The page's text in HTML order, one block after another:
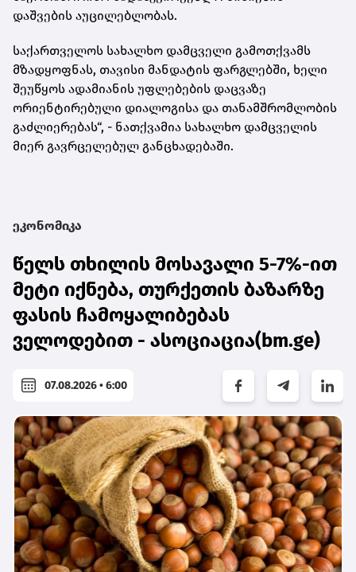
დაშვების აუცილებლობას.
საქართველოს სახალხო დამცველი გამოთქვამს
მზადყოფნას, თავისი მანდატის ფარგლებში, ხელი
შეუწყოს ადამიანის უფლებების დაცვაზე
ორიენტირებული დიალოგისა და თანამშრომლობის
გაძლიერებას“, - ნათქვამია სახალხო დამცველის
მიერ გავრცელებულ განცხადებაში.
ეკონომიკა
წელს თხილის მოსავალი 5-7%-ით
მეტი იქნება, თურქეთის ბაზარზე
ფასის ჩამოყალიბებას
ველოდებით - ასოციაცია(bm.ge)
07.08.2026 • 6:00